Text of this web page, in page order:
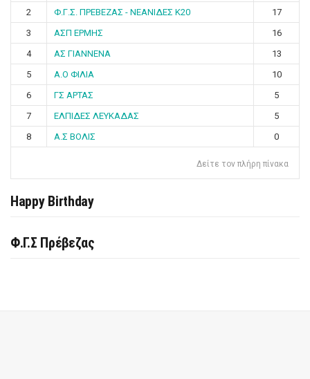
2
Φ.Γ.Σ. ΠΡΕΒΕΖΑΣ - ΝΕΑΝΙΔΕΣ Κ20
17
3
ΑΣΠ ΕΡΜΗΣ
16
4
ΑΣ ΓΙΑΝΝΕΝΑ
13
5
Α.Ο ΦΙΛΙΑ
10
6
ΓΣ ΑΡΤΑΣ
5
7
ΕΛΠΙΔΕΣ ΛΕΥΚΑΔΑΣ
5
8
Α.Σ ΒΟΛΙΣ 0
Δείτε τον πλήρη πίνακα
Happy Birthday
Φ.Γ.Σ Πρέβεζας